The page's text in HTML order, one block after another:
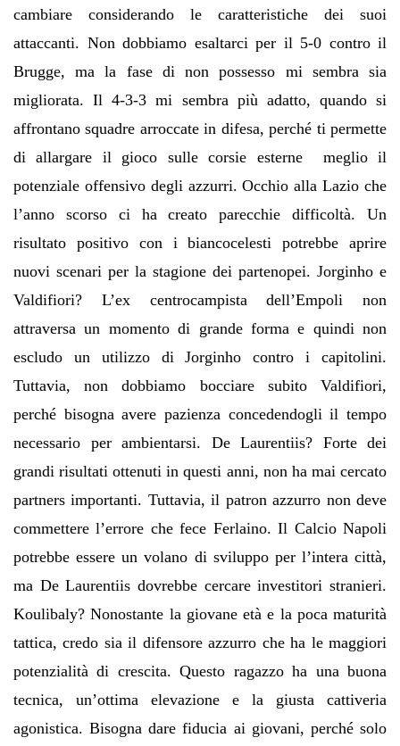
cambiare considerando le caratteristiche dei suoi
attaccanti. Non dobbiamo esaltarci per il 5-0 contro il
Brugge, ma la fase di non possesso mi sembra sia
migliorata. Il 4-3-3 mi sembra più adatto, quando si
affrontano squadre arroccate in difesa, perché ti permette
di allargare il gioco sulle corsie esterne meglio il
potenziale offensivo degli azzurri. Occhio alla Lazio che
l’anno scorso ci ha creato parecchie difficoltà. Un
risultato positivo con i biancocelesti potrebbe aprire
nuovi scenari per la stagione dei partenopei. Jorginho e
Valdifiori? L’ex centrocampista dell’Empoli non
attraversa un momento di grande forma e quindi non
escludo un utilizzo di Jorginho contro i capitolini.
Tuttavia, non dobbiamo bocciare subito Valdifiori,
perché bisogna avere pazienza concedendogli il tempo
necessario per ambientarsi. De Laurentiis? Forte dei
grandi risultati ottenuti in questi anni, non ha mai cercato
partners importanti. Tuttavia, il patron azzurro non deve
commettere l’errore che fece Ferlaino. Il Calcio Napoli
potrebbe essere un volano di sviluppo per l’intera città,
ma De Laurentiis dovrebbe cercare investitori stranieri.
Koulibaly? Nonostante la giovane età e la poca maturità
tattica, credo sia il difensore azzurro che ha le maggiori
potenzialità di crescita. Questo ragazzo ha una buona
tecnica, un’ottima elevazione e la giusta cattiveria
agonistica. Bisogna dare fiducia ai giovani, perché solo